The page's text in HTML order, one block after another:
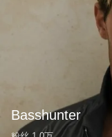
Basshunter